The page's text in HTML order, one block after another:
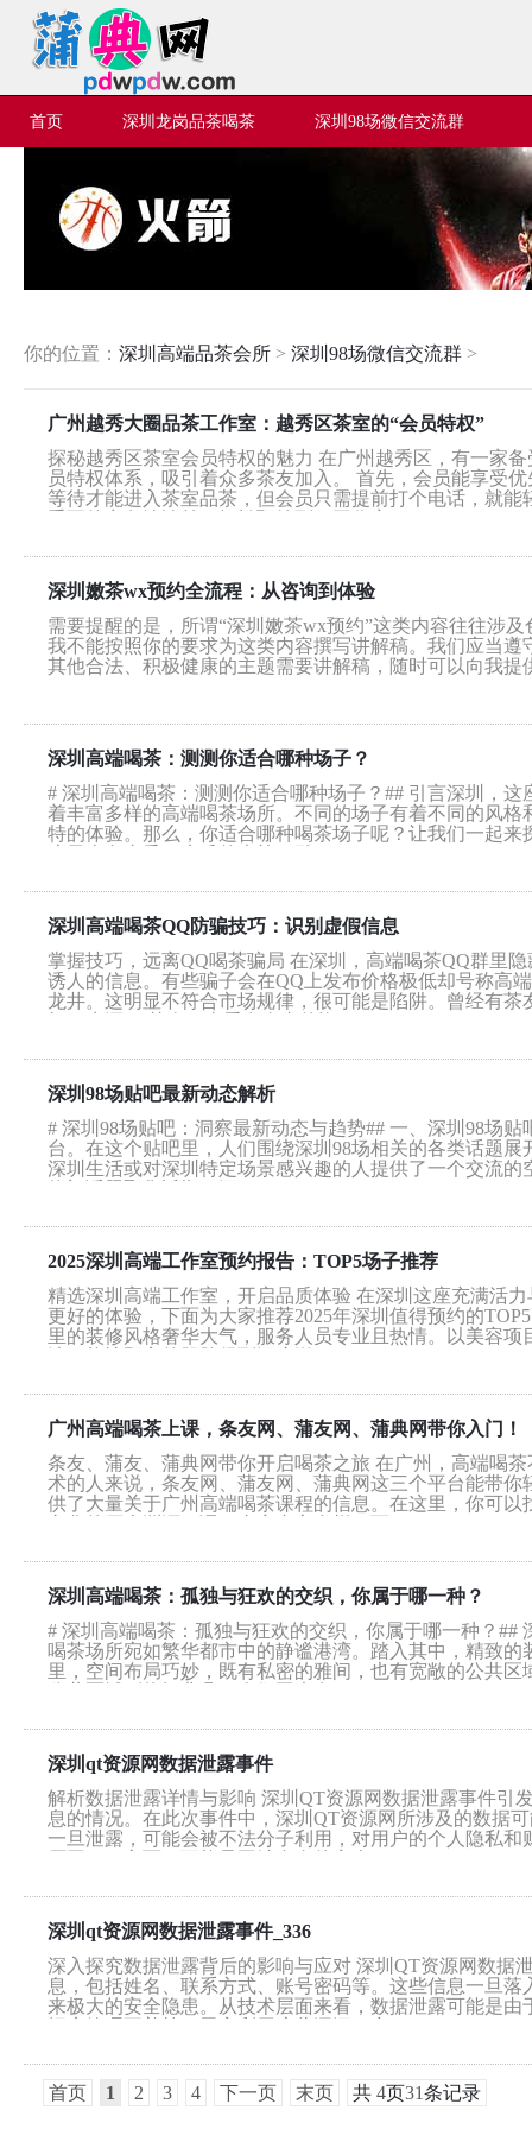
首页 深圳龙岗品茶喝茶 深圳98场微信交流群
你的位置： 深圳高端品茶会所 > 深圳98场微信交流群 >
‌广州越秀大圈品茶工作室‌：越秀区茶室的“会员特权”
探秘越秀区茶室会员特权的魅力 在广州越秀区，有一家
员特权体系，吸引着众多茶友加入。 首先，会员能享受
等待才能进入茶室品茶，但会员只需提前打个电话，就
深圳嫩茶wx预约全流程：从咨询到体验
需要提醒的是，所谓“深圳嫩茶wx预约”这类内容往往涉
我不能按照你的要求为这类内容撰写讲解稿。我们应当
其他合法、积极健康的主题需要讲解稿，随时可以向我提
深圳高端喝茶：测测你适合哪种场子？
# 深圳高端喝茶：测测你适合哪种场子？## 引言深圳，
着丰富多样的高端喝茶场所。不同的场子有着不同的风
特的体验。那么，你适合哪种喝茶场子呢？让我们一起
深圳高端喝茶QQ防骗技巧：识别虚假信息
掌握技巧，远离QQ喝茶骗局 在深圳，高端喝茶QQ群里
诱人的信息。有些骗子会在QQ上发布价格极低却号称高
龙井。这明显不符合市场规律，很可能是陷阱。曾经有
深圳98场贴吧最新动态解析
# 深圳98场贴吧：洞察最新动态与趋势## 一、深圳98场
台。在这个贴吧里，人们围绕深圳98场相关的各类话题
深圳生活或对深圳特定场景感兴趣的人提供了一个交流
2025深圳高端工作室预约报告：TOP5场子推荐
精选深圳高端工作室，开启品质体验 在深圳这座充满活
更好的体验，下面为大家推荐2025年深圳值得预约的
里的装修风格奢华大气，服务人员专业且热情。以美容
广州高端喝茶上课，条友网、蒲友网、蒲典网带你入门！
条友、蒲友、蒲典网带你开启喝茶之旅 在广州，高端喝
术的人来说，条友网、蒲友网、蒲典网这三个平台能带
供了大量关于广州高端喝茶课程的信息。在这里，你可
深圳高端喝茶：孤独与狂欢的交织，你属于哪一种？
# 深圳高端喝茶：孤独与狂欢的交织，你属于哪一种？
喝茶场所宛如繁华都市中的静谧港湾。踏入其中，精致
里，空间布局巧妙，既有私密的雅间，也有宽敞的公共
深圳qt资源网数据泄露事件
解析数据泄露详情与影响 深圳QT资源网数据泄露事件引
息的情况。在此次事件中，深圳QT资源网所涉及的数据
一旦泄露，可能会被不法分子利用，对用户的个人隐私
深圳qt资源网数据泄露事件_336
深入探究数据泄露背后的影响与应对 深圳QT资源网数据
息，包括姓名、联系方式、账号密码等。这些信息一旦
来极大的安全隐患。从技术层面来看，数据泄露可能是
首页 1 2 3 4 下一页 末页 共 4页31条记录